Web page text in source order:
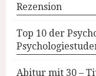
Rezension
Top 10 der
Abitur mit 30 –